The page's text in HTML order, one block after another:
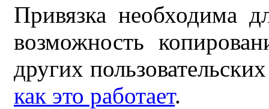
Привязка необходима
возможность
других
как это работает.